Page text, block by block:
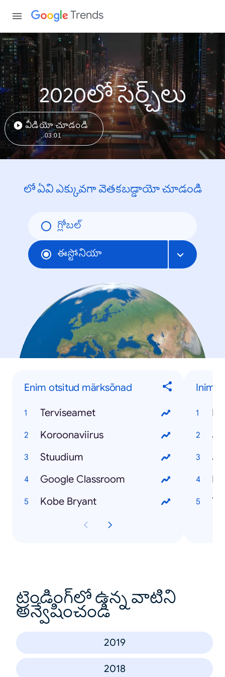
Trends
2020లో సెర్చ్‌లు
వీడియో చూడండి
03:01
లో ఏవి ఎక్కువగా వెతకబడ్డాయో చూడండి
గ్లోబల్
ఈస్టోనియా
Enim otsitud märksõnad
Terviseamet
Koroonaviirus
Stuudium
Google Classroom
Kobe Bryant
ట్రెండింగ్‌లో ఉన్న వాటిని
అన్వేషించండి
2019
2018